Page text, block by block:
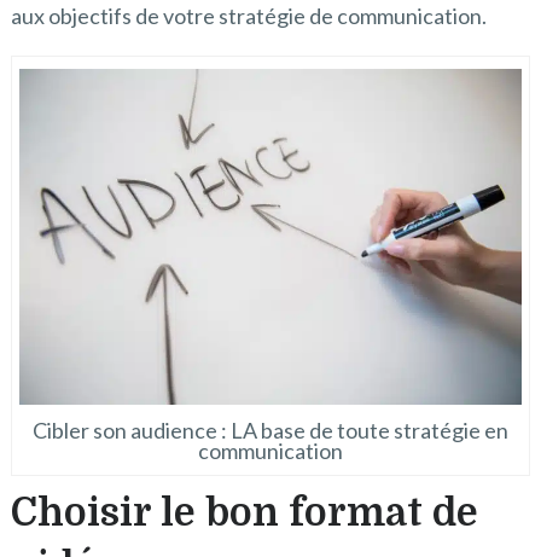
aux objectifs de votre stratégie de communication.
Cibler son audience : LA base de toute stratégie en
communication
Choisir le bon format de